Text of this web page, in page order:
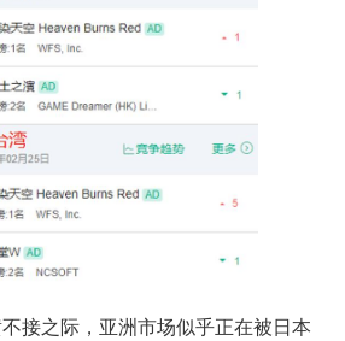
接之际，亚洲市场似乎正在被日本